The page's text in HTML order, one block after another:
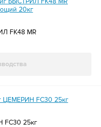
FK48 MR
FC30 25кг